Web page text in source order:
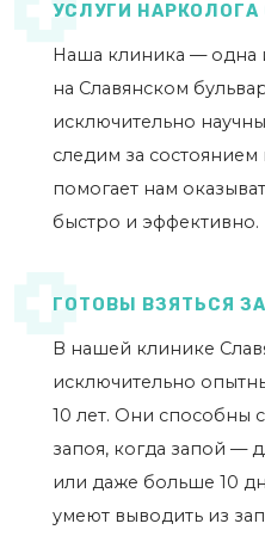
УСЛУГИ
Наша клиника — одна
на Славянском
исключительно
следим за состоянием
помогает нам
быстро и эффективно.
ГОТОВЫ ВЗЯТЬСЯ
В нашей клинике
исключительно
10 лет. Они способны
запоя, когда запой —
или даже больше 10
умеют выводить из